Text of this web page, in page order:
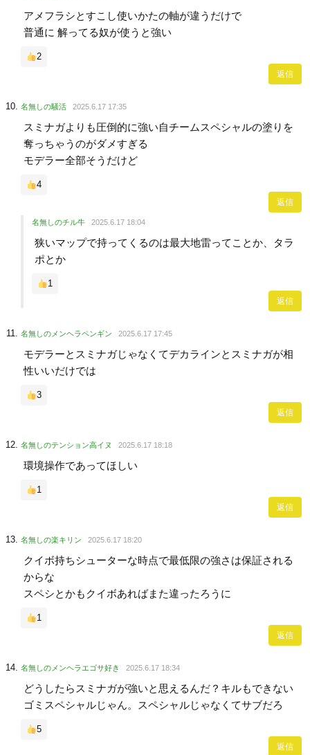
アメフラシとすこし使いかたの軸が違うだけで
普通に 解ってる奴が使うと強い
2
返信
名無しの騒活 2025.6.17 17:35
スミナガよりも圧倒的に強い自チームスペシャルの塗りを
奪っちゃうのがダメすぎる
モデラー全部そうだけど
4
返信
名無しのチル牛 2025.6.17 18:04
狭いマップで持ってくるのは最大地雷ってことか、タラ
ポとか
1
返信
名無しのメンヘラペンギン 2025.6.17 17:45
モデラーとスミナガじゃなくてデカラインとスミナガが相
性いいだけでは
3
返信
名無しのテンション高イヌ 2025.6.17 18:18
環境操作であってほしい
1
返信
名無しの楽キリン 2025.6.17 18:20
クイボ持ちシューターな時点で最低限の強さは保証される
からな
スペシとかもクイボあればまた違ったろうに
1
返信
名無しのメンヘラエゴサ好き 2025.6.17 18:34
どうしたらスミナガが強いと思えるんだ？キルもできない
ゴミスペシャルじゃん。スペシャルじゃなくてサブだろ
5
返信